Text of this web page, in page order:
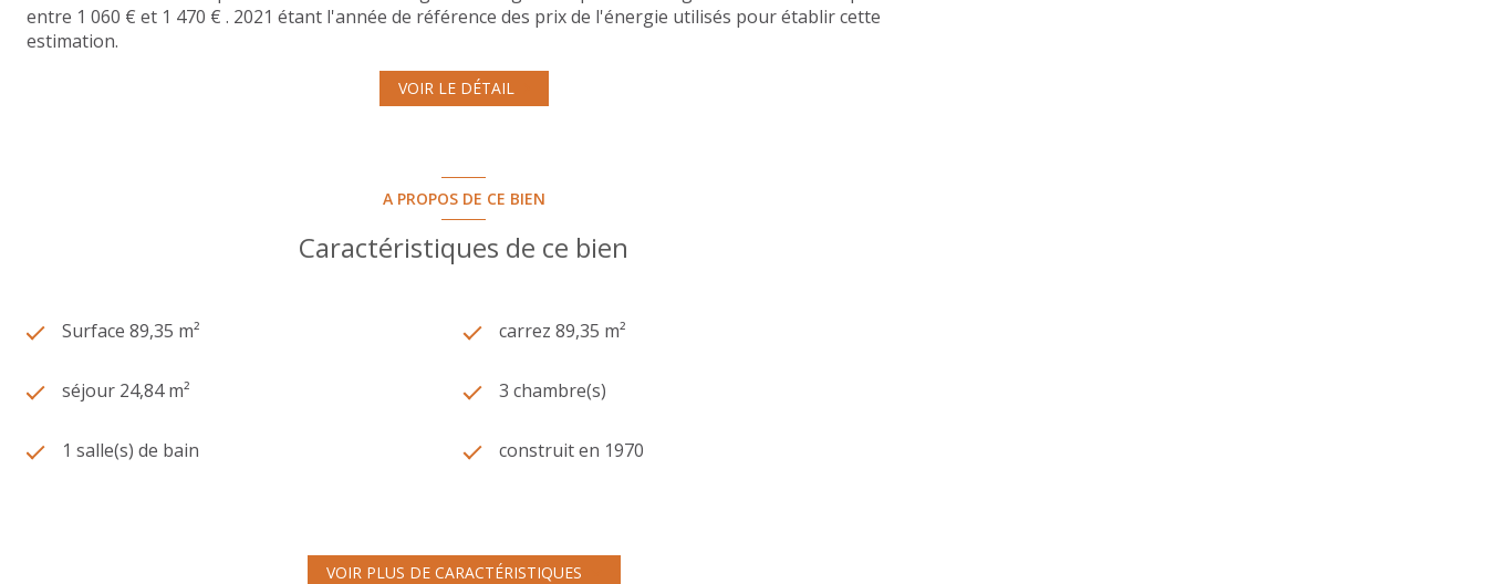
entre 1 060 € et 1 470 € . 2021 étant l'année de référence des prix de l'énergie utilisés pour établir cette
estimation.
VOIR LE DÉTAIL
A PROPOS DE CE BIEN
Caractéristiques de ce bien
Surface 89,35 m² carrez 89,35 m²
séjour 24,84 m² 3 chambre(s)
1 salle(s) de bain construit en 1970
exposition Est-Ouest
VOIR PLUS DE CARACTÉRISTIQUES